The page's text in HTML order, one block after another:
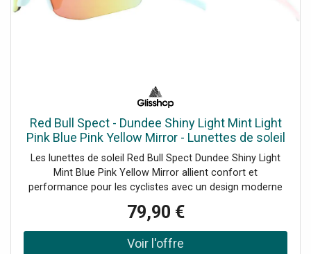
confort et responsabilité écologique.
Red Bull Spect - Dundee Shiny Light Mint Light
Pink Blue Pink Yellow Mirror - Lunettes de soleil
Les lunettes de soleil Red Bull Spect Dundee Shiny Light
Mint Blue Pink Yellow Mirror allient confort et
performance pour les cyclistes avec un design moderne
79,90 €